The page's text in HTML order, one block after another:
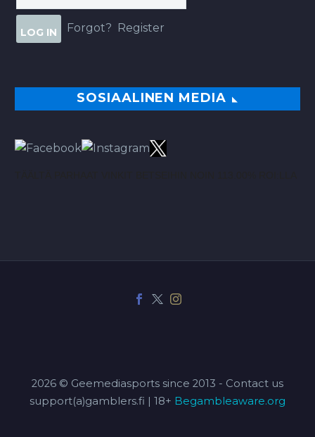
Forgot? Register
SOSIAALINEN MEDIA
2026 © Geemediasports since 2013 - Contact us
support(a)gamblers.fi | 18+ Begambleaware.org